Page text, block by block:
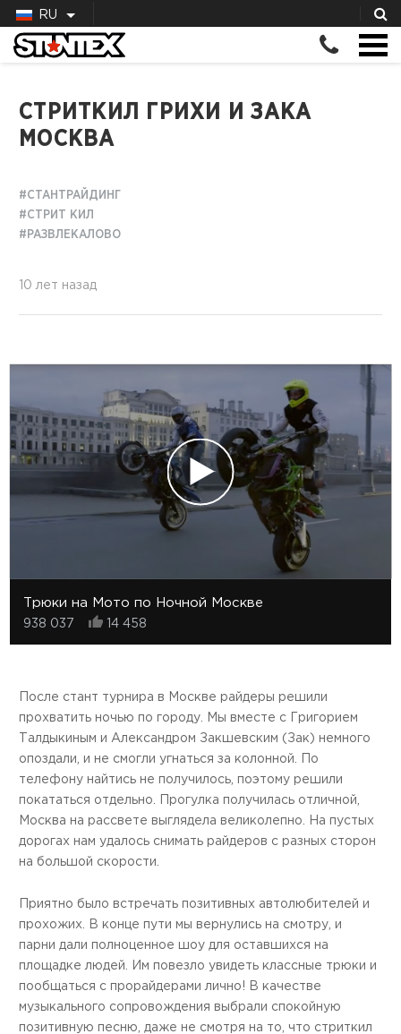
RU
СТРИТКИЛ ГРИХИ И ЗАКА
МОСКВА
#СТАНТРАЙДИНГ
#СТРИТ КИЛ
#РАЗВЛЕКАЛОВО
10 лет назад
Трюки на Мото по Ночной Москве
938 037 14 458
После стант турнира в Москве райдеры решили
прохватить ночью по городу. Мы вместе с Григорием
Талдыкиным и Александром Закшевским (Зак) немного
опоздали, и не смогли угнаться за колонной. По
телефону найтись не получилось, поэтому решили
покататься отдельно. Прогулка получилась отличной,
Москва на рассвете выглядела великолепно. На пустых
дорогах нам удалось снимать райдеров с разных сторон
на большой скорости.
Приятно было встречать позитивных автолюбителей и
прохожих. В конце пути мы вернулись на смотру, и
парни дали полноценное шоу для оставшихся на
площадке людей. Им повезло увидеть классные трюки и
пообщаться с прорайдерами лично! В качестве
музыкального сопровождения выбрали спокойную
позитивную песню, даже не смотря на то, что стриткил